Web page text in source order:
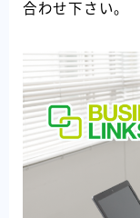
合わせ下さい。